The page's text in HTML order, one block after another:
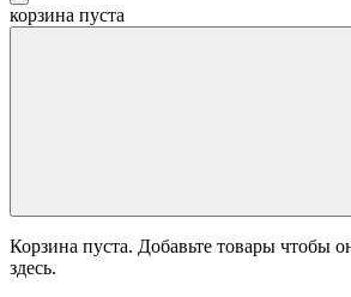
корзина пуста
Корзина пуста. Добавьте товары чтобы
здесь.